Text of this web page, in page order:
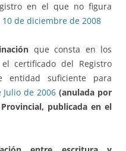
en el que no figura
10 de diciembre de 2008
que consta en los
certificado del Registro
entidad suficiente para
Julio de 2006 (anulada por
publicada en el